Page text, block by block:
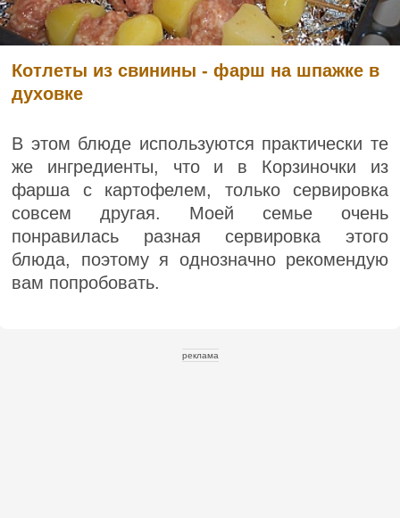
Котлеты из свинины - фарш на шпажке в
духовке
В этом блюде используются практически те
же ингредиенты, что и в Корзиночки из
фарша с картофелем, только сервировка
совсем другая. Моей семье очень
понравилась разная сервировка этого
блюда, поэтому я однозначно рекомендую
вам попробовать.
реклама